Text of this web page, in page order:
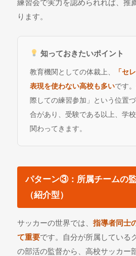
練習会で実力を認められれば、推
ります。
知っておきたいポイント
教育機関としての体裁上、
「セ
表現を使わない高校も多いです
際しての練習参加」という位置
合があり、受験である以上、学
関わってきます。
パターン③：所属チームの
（紹介型）
サッカーの世界では、指導者同士
て重要です。自分が所属している
の部活の監督から、高校サッカー